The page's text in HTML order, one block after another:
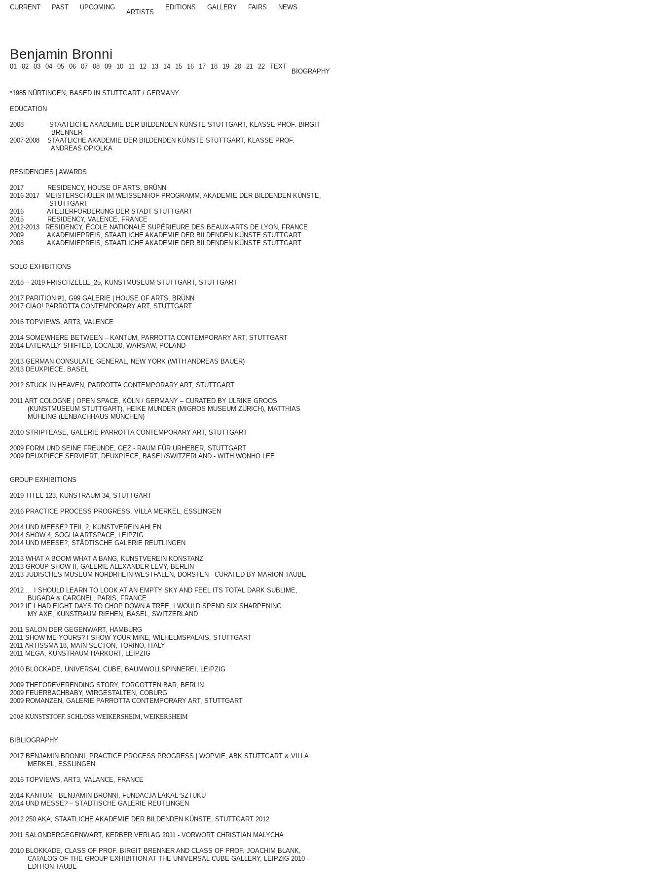
CURRENT PAST UPCOMING
ARTISTS
EDITIONS GALLERY FAIRS NEWS
Benjamin Bronni
01 02 03 04 05 06 07 08 09 10 11 12 13 14 15 16 17 18 19 20 21 22 TEXT
BIOGRAPHY
*1985 NÜRTINGEN, BASED IN STUTTGART / GERMANY
EDUCATION
2008 - STAATLICHE AKADEMIE DER BILDENDEN KÜNSTE STUTTGART, KLASSE PROF. BIRGIT
BRENNER
2007-2008 STAATLICHE AKADEMIE DER BILDENDEN KÜNSTE STUTTGART, KLASSE PROF.
ANDREAS OPIOLKA
RESIDENCIES | AWARDS
2017 RESIDENCY, HOUSE OF ARTS, BRÜNN
2016-2017 MEISTERSCHÜLER IM WEISSENHOF-PROGRAMM, AKADEMIE DER BILDENDEN KÜNSTE,
STUTTGART
2016 ATELIERFÖRDERUNG DER STADT STUTTGART
2015 RESIDENCY, VALENCE, FRANCE
2012-2013 RESIDENCY, ÉCOLE NATIONALE SUPÉRIEURE DES BEAUX-ARTS DE LYON, FRANCE
2009 AKADEMIEPREIS, STAATLICHE AKADEMIE DER BILDENDEN KÜNSTE STUTTGART
2008 AKADEMIEPREIS, STAATLICHE AKADEMIE DER BILDENDEN KÜNSTE STUTTGART
SOLO EXHIBITIONS
2018 – 2019 FRISCHZELLE_25, KUNSTMUSEUM STUTTGART, STUTTGART
2017 PARITION #1, G99 GALERIE | HOUSE OF ARTS, BRÜNN
2017 CIAO! PARROTTA CONTEMPORARY ART, STUTTGART
2016 TOPVIEWS, ART3, VALENCE
2014 SOMEWHERE BETWEEN – KANTUM, PARROTTA CONTEMPORARY ART, STUTTGART
2014 LATERALLY SHIFTED, LOCAL30, WARSAW, POLAND
2013 GERMAN CONSULATE GENERAL, NEW YORK (WITH ANDREAS BAUER)
2013 DEUXPIECE, BASEL
2012 STUCK IN HEAVEN, PARROTTA CONTEMPORARY ART, STUTTGART
2011 ART COLOGNE | OPEN SPACE, KÖLN / GERMANY – CURATED BY ULRIKE GROOS
(KUNSTMUSEUM STUTTGART), HEIKE MUNDER (MIGROS MUSEUM ZÜRICH), MATTHIAS
MÜHLING (LENBACHHAUS MÜNCHEN)
2010 STRIPTEASE, GALERIE PARROTTA CONTEMPORARY ART, STUTTGART
2009 FORM UND SEINE FREUNDE, GEZ - RAUM FÜR URHEBER, STUTTGART
2009 DEUXPIECE SERVIERT, DEUXPIECE, BASEL/SWITZERLAND - WITH WONHO LEE
GROUP EXHIBITIONS
2019 TITEL 123, KUNSTRAUM 34, STUTTGART
2016 PRACTICE PROCESS PROGRESS. VILLA MERKEL, ESSLINGEN
2014 UND MEESE? TEIL 2, KUNSTVEREIN AHLEN
2014 SHOW 4, SOGLIA ARTSPACE, LEIPZIG
2014 UND MEESE?, STÄDTISCHE GALERIE REUTLINGEN
2013 WHAT A BOOM WHAT A BANG, KUNSTVEREIN KONSTANZ
2013 GROUP SHOW II, GALERIE ALEXANDER LEVY, BERLIN
2013 JÜDISCHES MUSEUM NORDRHEIN-WESTFALEN, DORSTEN - CURATED BY MARION TAUBE
2012 … I SHOULD LEARN TO LOOK AT AN EMPTY SKY AND FEEL ITS TOTAL DARK SUBLIME,
BUGADA & CARGNEL, PARIS, FRANCE
2012 IF I HAD EIGHT DAYS TO CHOP DOWN A TREE, I WOULD SPEND SIX SHARPENING
MY AXE, KUNSTRAUM RIEHEN, BASEL, SWITZERLAND
2011 SALON DER GEGENWART, HAMBURG
2011 SHOW ME YOURS? I SHOW YOUR MINE, WILHELMSPALAIS, STUTTGART
2011 ARTISSMA 18, MAIN SECTON, TORINO, ITALY
2011 MEGA, KUNSTRAUM HARKORT, LEIPZIG
2010 BLOCKADE, UNIVERSAL CUBE, BAUMWOLLSPINNEREI, LEIPZIG
2009 THEFOREVERENDING STORY, FORGOTTEN BAR, BERLIN
2009 FEUERBACHBABY, WIRGESTALTEN, COBURG
2009 ROMANZEN, GALERIE PARROTTA CONTEMPORARY ART, STUTTGART
2008 KUNSTSTOFF, SCHLOSS WEIKERSHEIM, WEIKERSHEIM
BIBLIOGRAPHY
2017 BENJAMIN BRONNI, PRACTICE PROCESS PROGRESS | WOPVIE, ABK STUTTGART & VILLA
MERKEL, ESSLINGEN
2016 TOPVIEWS, ART3, VALANCE, FRANCE
2014 KANTUM - BENJAMIN BRONNI, FUNDACJA LAKAL SZTUKU
2014 UND MESSE? – STÄDTISCHE GALERIE REUTLINGEN
2012 250 AKA, STAATLICHE AKADEMIE DER BILDENDEN KÜNSTE, STUTTGART 2012
2011 SALONDERGEGENWART, KERBER VERLAG 2011 - VORWORT CHRISTIAN MALYCHA
2010 BLOKKADE, CLASS OF PROF. BIRGIT BRENNER AND CLASS OF PROF. JOACHIM BLANK,
CATALOG OF THE GROUP EXHIBITION AT THE UNIVERSAL CUBE GALLERY, LEIPZIG 2010 -
EDITION TAUBE